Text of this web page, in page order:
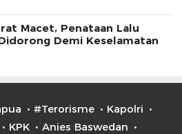
Macet, Penataan Lalu
Demi Keselamatan
#Terorisme
Kapolri
KPK
Anies Baswedan